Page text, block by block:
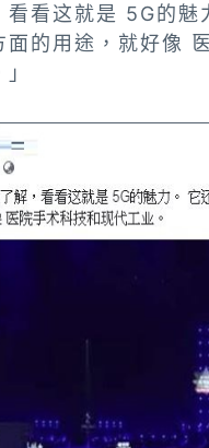
看看这就是 5G的魅
面的用途，就好像